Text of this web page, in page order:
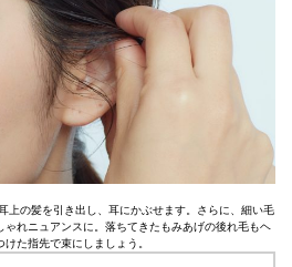
上の髪を引き出し、耳にかぶせます。さらに、細い毛
れニュアンスに。落ちてきたもみあげの後れ毛もヘ
けた指先で束にしましょう。